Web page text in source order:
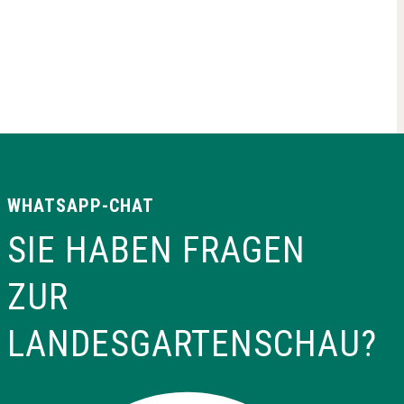
WHATSAPP-CHAT
SIE HABEN FRAGEN
ZUR
LANDESGARTENSCHAU?